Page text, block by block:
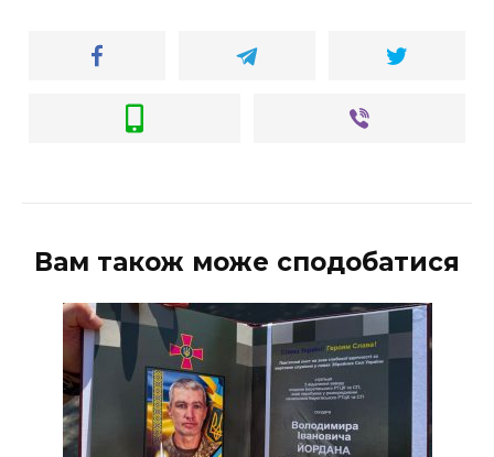
Вам також може сподобатися